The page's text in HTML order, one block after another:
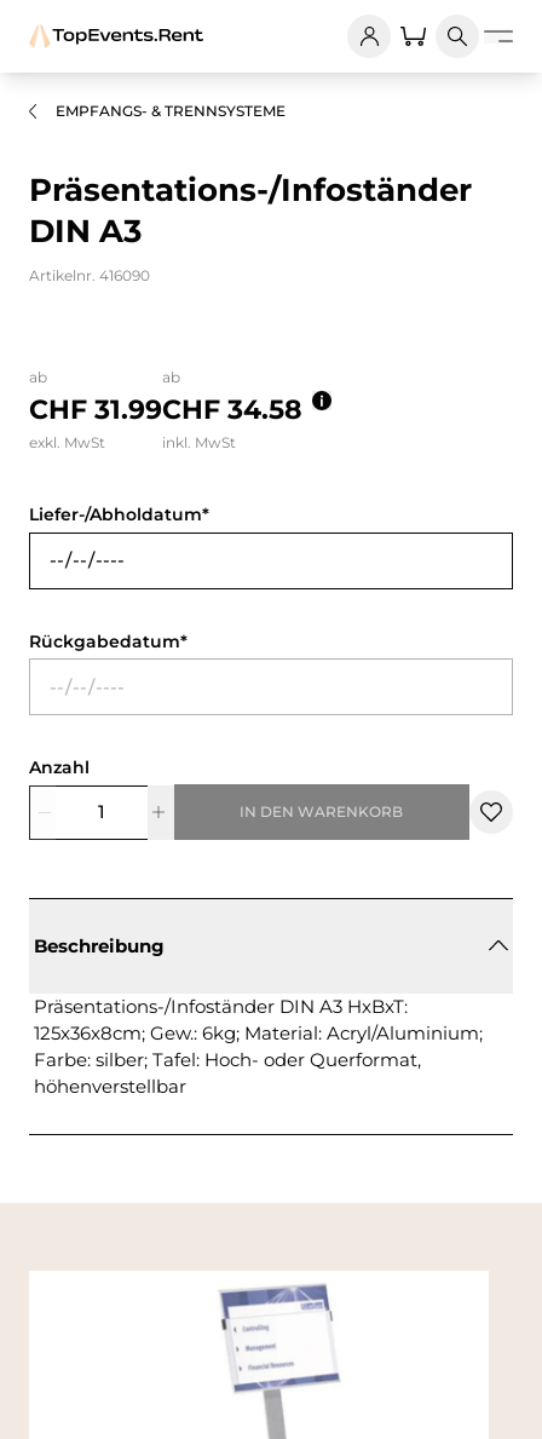
EMPFANGS- & TRENNSYSTEME
Präsentations-/Infoständer
DIN A3
Artikelnr. 416090
ab
CHF 31.99
exkl. MwSt
ab
CHF 34.58
inkl. MwSt
Liefer-/Abholdatum
Rückgabedatum
Anzahl
IN DEN WARENKORB
Beschreibung
Präsentations-/Infoständer DIN A3 HxBxT:
125x36x8cm; Gew.: 6kg; Material: Acryl/Aluminium;
Farbe: silber; Tafel: Hoch- oder Querformat,
höhenverstellbar